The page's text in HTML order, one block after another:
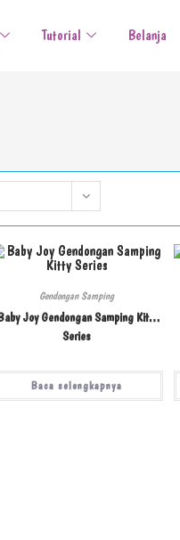
Tutorial Belanja
Gendongan Samping
Joy Gendongan Samping Kitty
Series
Baca selengkapnya